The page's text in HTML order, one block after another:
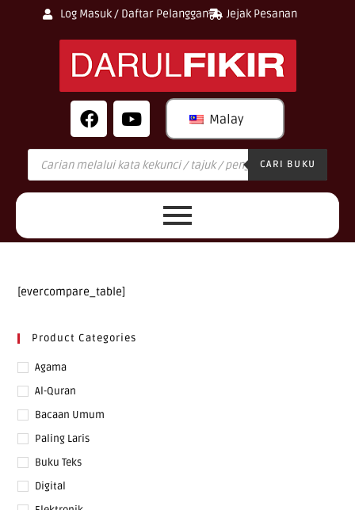
Log Masuk / Daftar Pelanggan Jejak Pesanan
Malay
CARI BUKU
[evercompare_table]
Product Categories
Agama
Al-Quran
Bacaan Umum
Paling Laris
Buku Teks
Digital